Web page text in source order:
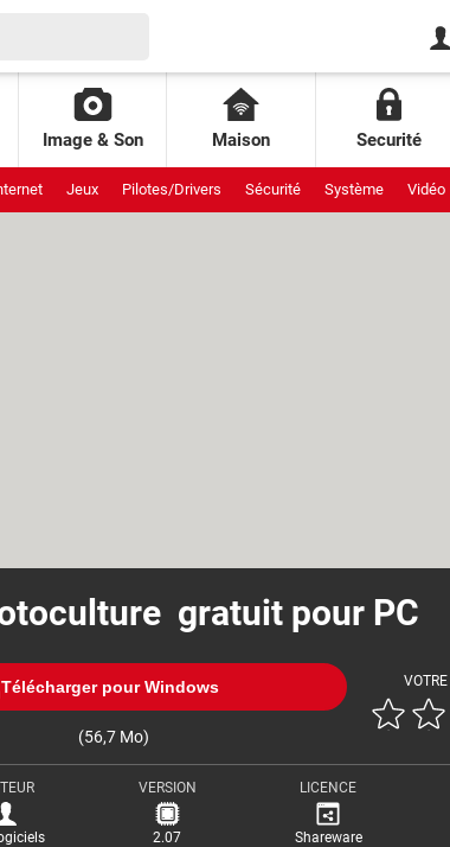
Image & Son Maison Securité
Jeux Pilotes/Drivers Sécurité Système Vidéo
gratuit pour PC
Télécharger pour Windows
(56,7 Mo)
VERSION
2.07
LICENCE
Shareware